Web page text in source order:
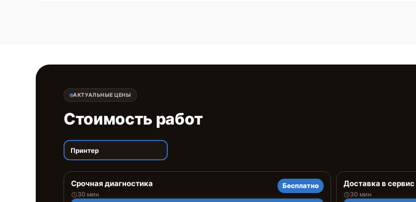
АКТУАЛЬНЫЕ ЦЕНЫ
Стоимость работ
Принтер
Срочная диагностика
30 мин
Бесплатно Доставка в сервис
30 мин